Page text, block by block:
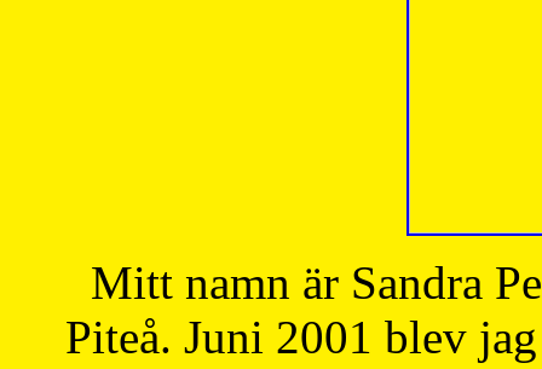
Mitt namn är Sandra
Piteå. Juni 2001 blev